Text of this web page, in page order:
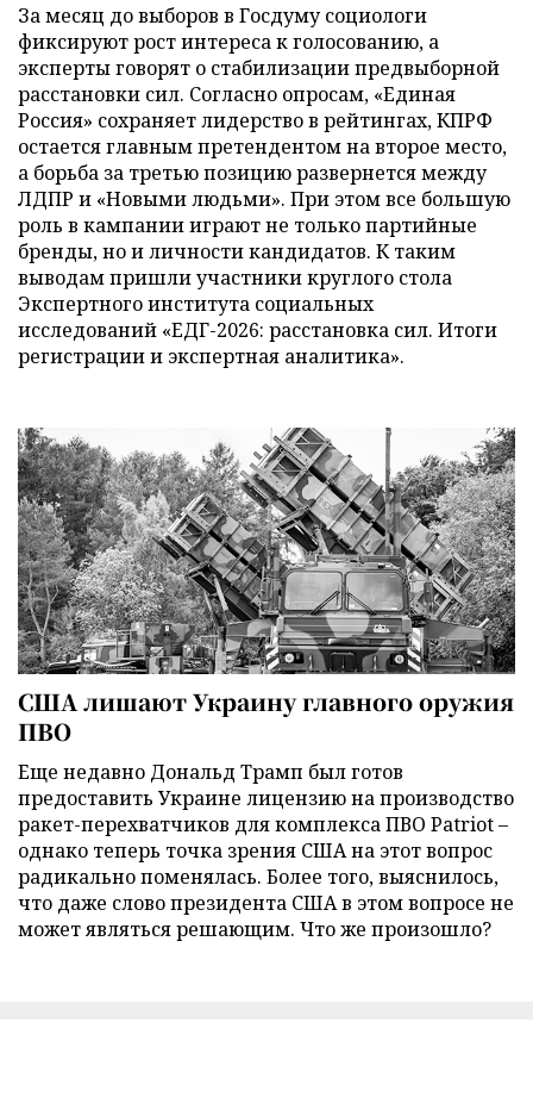
За месяц до выборов в Госдуму социологи
фиксируют рост интереса к голосованию, а
эксперты говорят о стабилизации предвыборной
расстановки сил. Согласно опросам, «Единая
Россия» сохраняет лидерство в рейтингах, КПРФ
остается главным претендентом на второе место,
а борьба за третью позицию развернется между
ЛДПР и «Новыми людьми». При этом все большую
роль в кампании играют не только партийные
бренды, но и личности кандидатов. К таким
выводам пришли участники круглого стола
Экспертного института социальных
исследований «ЕДГ-2026: расстановка сил. Итоги
регистрации и экспертная аналитика».
США лишают Украину главного оружия
ПВО
Еще недавно Дональд Трамп был готов
предоставить Украине лицензию на производство
ракет-перехватчиков для комплекса ПВО Patriot –
однако теперь точка зрения США на этот вопрос
радикально поменялась. Более того, выяснилось,
что даже слово президента США в этом вопросе не
может являться решающим. Что же произошло?